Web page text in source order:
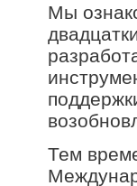
Мы
Тем